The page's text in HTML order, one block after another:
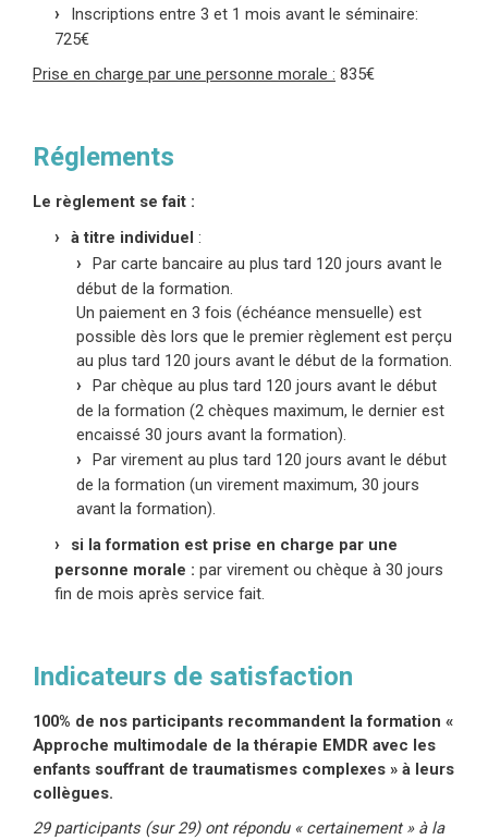
Inscriptions entre 3 et 1 mois avant le séminaire:
725€
Prise en charge par une personne morale : 835€
Réglements
Le règlement se fait :
à titre individuel :
Par carte bancaire au plus tard 120 jours avant le
début de la formation.
Un paiement en 3 fois (échéance mensuelle) est
possible dès lors que le premier règlement est perçu
au plus tard 120 jours avant le début de la formation.
Par chèque au plus tard 120 jours avant le début
de la formation (2 chèques maximum, le dernier est
encaissé 30 jours avant la formation).
Par virement au plus tard 120 jours avant le début
de la formation (un virement maximum, 30 jours
avant la formation).
si la formation est prise en charge par une
personne morale : par virement ou chèque à 30 jours
fin de mois après service fait.
Indicateurs de satisfaction
100% de nos participants recommandent la formation «
Approche multimodale de la thérapie EMDR avec les
enfants souffrant de traumatismes complexes » à leurs
collègues.
29 participants (sur 29) ont répondu « certainement » à la